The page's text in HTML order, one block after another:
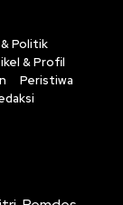
Politik
& Profil
Peristiwa